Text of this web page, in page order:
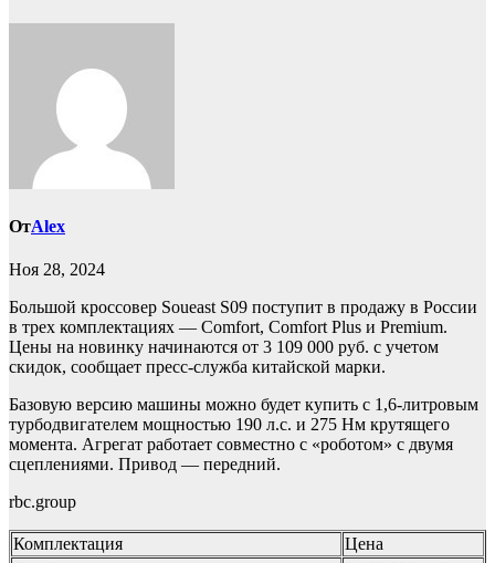
ОтAlex
Ноя 28, 2024
Большой кроссовер Soueast S09 поступит в продажу в России
в трех комплектациях — Comfort, Comfort Plus и Premium.
Цены на новинку начинаются от 3 109 000 руб. с учетом
скидок, сообщает пресс-служба китайской марки.
Базовую версию машины можно будет купить с 1,6-литровым
турбодвигателем мощностью 190 л.с. и 275 Нм крутящего
момента. Агрегат работает совместно с «роботом» с двумя
сцеплениями. Привод — передний.
rbc.group
Комплектация
Цена